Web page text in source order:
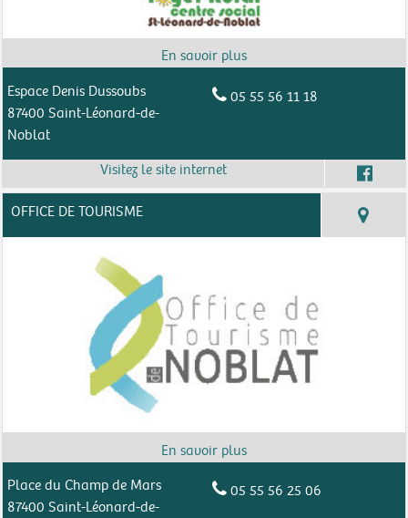
Espace Denis Dussoubs
87400 Saint-Léonard-de-
Noblat
05 55 56 11 18
OFFICE DE TOURISME
Place du Champ de Mars
87400 Saint-Léonard-de-
05 55 56 25 06